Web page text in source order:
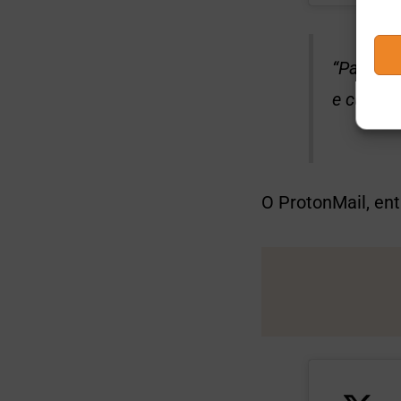
e
O ProtonMail,